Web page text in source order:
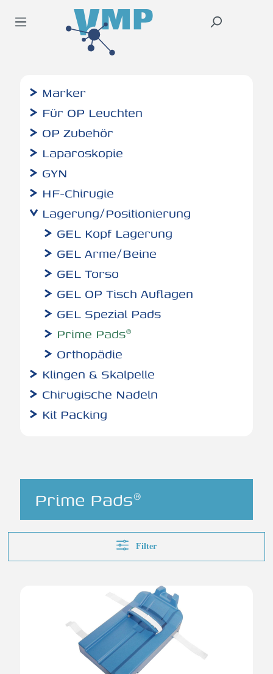
Marker
Für OP Leuchten
OP Zubehör
Laparoskopie
GYN
HF-Chirugie
Lagerung/Positionierung
GEL Kopf Lagerung
GEL Arme/Beine
GEL Torso
GEL OP Tisch Auflagen
GEL Spezial Pads
Prime Pads®
Orthopädie
Klingen & Skalpelle
Chirugische Nadeln
Kit Packing
Prime Pads®
Filter